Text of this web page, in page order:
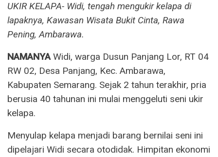
UKIR KELAPA- Widi, tengah mengukir kelapa di
lapaknya, Kawasan Wisata Bukit Cinta, Rawa
Pening, Ambarawa.
NAMANYA Widi, warga Dusun Panjang Lor, RT 04
RW 02, Desa Panjang, Kec. Ambarawa,
Kabupaten Semarang. Sejak 2 tahun terakhir, pria
berusia 40 tahunan ini mulai menggeluti seni ukir
kelapa.
Menyulap kelapa menjadi barang bernilai seni ini
dipelajari Widi secara otodidak. Himpitan ekonomi